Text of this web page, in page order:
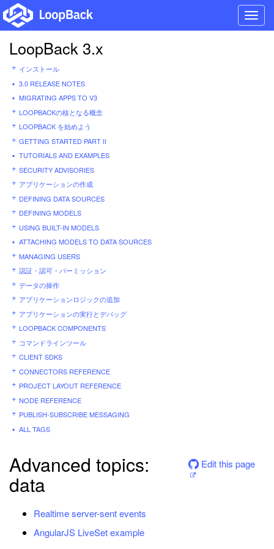
LoopBack 3.x
インストール
3.0 RELEASE NOTES
MIGRATING APPS TO V3
LOOPBACKの核となる概念
LOOPBACK を始めよう
GETTING STARTED PART II
TUTORIALS AND EXAMPLES
SECURITY ADVISORIES
アプリケーションの作成
DEFINING DATA SOURCES
DEFINING MODELS
USING BUILT-IN MODELS
ATTACHING MODELS TO DATA SOURCES
MANAGING USERS
認証・認可・パーミッション
データの操作
アプリケーションロジックの追加
アプリケーションの実行とデバッグ
LOOPBACK COMPONENTS
コマンドラインツール
CLIENT SDKS
CONNECTORS REFERENCE
PROJECT LAYOUT REFERENCE
NODE REFERENCE
PUBLISH-SUBSCRIBE MESSAGING
ALL TAGS
Advanced topics:
data
Edit this page
Realtime server-sent events
AngularJS LiveSet example